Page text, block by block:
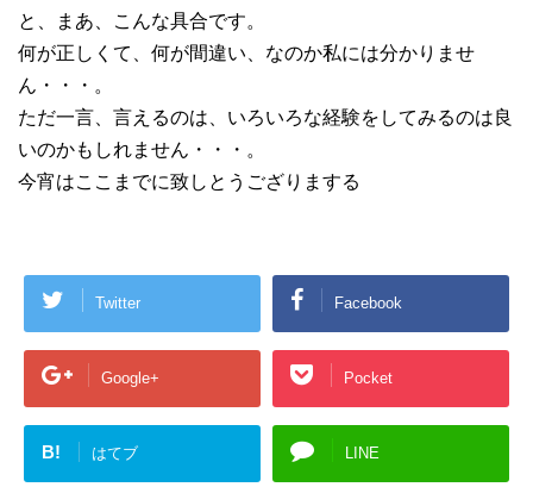
と、まあ、こんな具合です。
何が正しくて、何が間違い、なのか私には分かりませ
ん・・・。
ただ一言、言えるのは、いろいろな経験をしてみるのは良
いのかもしれません・・・。
今宵はここまでに致しとうござりまする
Twitter Facebook
Google+ Pocket
B! はてブ LINE